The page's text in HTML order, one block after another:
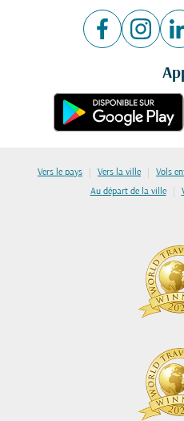
Vers le pays | Vers la ville | Vols
Au départ de la ville |